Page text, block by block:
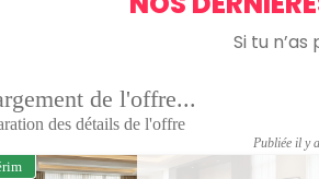
Si tu
de l'offre...
des détails de l'offre
Publiée il y